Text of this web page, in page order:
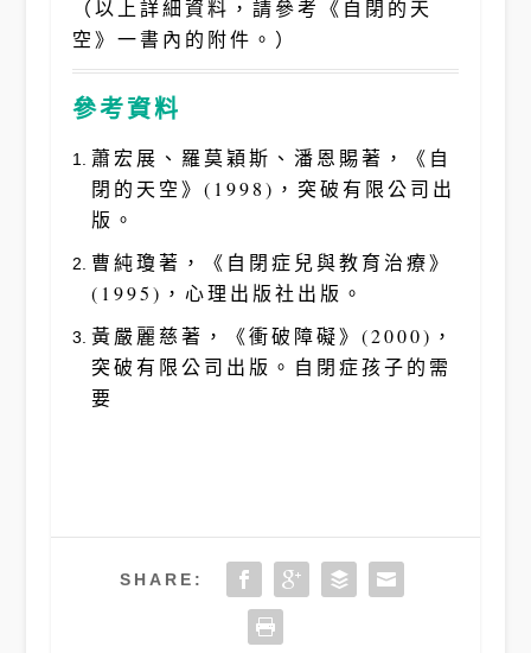
（以上詳細資料，請參考《自閉的天
空》一書內的附件。）
參考資料
蕭宏展、羅莫穎斯、潘恩賜著，《自
閉的天空》(1998)，突破有限公司出
版。
曹純瓊著，《自閉症兒與教育治療》
(1995)，心理出版社出版。
黃嚴麗慈著，《衝破障礙》(2000)，
突破有限公司出版。自閉症孩子的需
要
SHARE: